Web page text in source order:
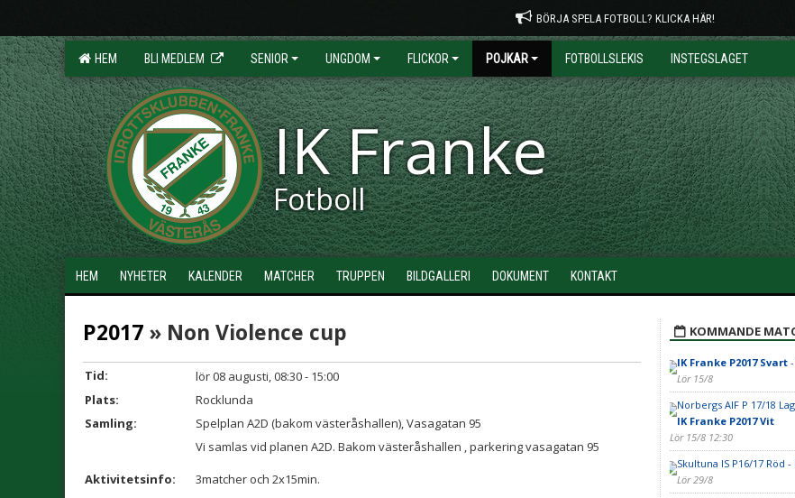
BÖRJA SPELA FOTBOLL? KLICKA HÄR!
HEM BLI MEDLEM SENIOR UNGDOM FLICKOR POJKAR FOTBOLLSLEKIS INSTEGSLAGET
IK Franke
Fotboll
HEM NYHETER KALENDER MATCHER TRUPPEN BILDGALLERI DOKUMENT KONTAKT
P2017 » Non Violence cup
Tid:
lör 08 augusti, 08:30 - 15:00
Plats:
Rocklunda
Samling:
Spelplan A2D (bakom västeråshallen), Vasagatan 95
Aktivitetsinfo:
Vi samlas vid planen A2D. Bakom västeråshallen , parkering vasagatan 95
3matcher och 2x15min.
KOMMANDE
IK Franke P2017 Svart-
Lör 15/8
Norbergs AIF P 17/18
IK Franke P2017 Vit
Lör 15/8 12:30
Skultuna IS P16/17 Röd -
Lör 29/8